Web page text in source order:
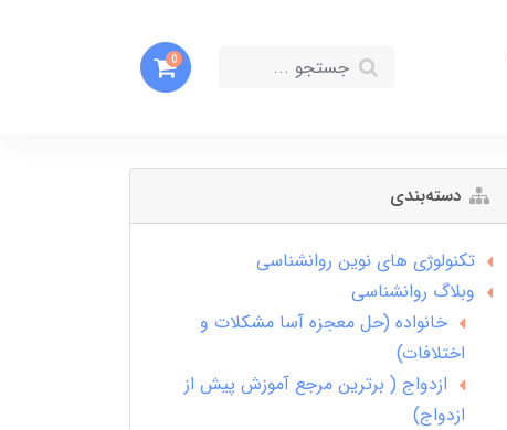
0
دسته‌بندی
تکنولوژی های نوین روانشناسی
وبلاگ روانشناسی
خانواده (حل معجزه آسا مشکلات و
اختلافات)
ازدواج ( برترین مرجع آموزش پیش از
ازدواج)